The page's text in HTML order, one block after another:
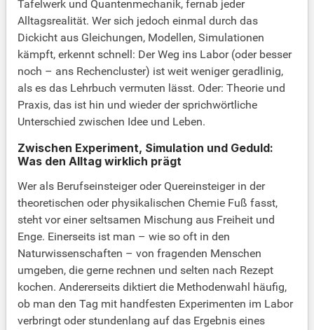
Tafelwerk und Quantenmechanik, fernab jeder
Alltagsrealität. Wer sich jedoch einmal durch das
Dickicht aus Gleichungen, Modellen, Simulationen
kämpft, erkennt schnell: Der Weg ins Labor (oder besser
noch – ans Rechencluster) ist weit weniger geradlinig,
als es das Lehrbuch vermuten lässt. Oder: Theorie und
Praxis, das ist hin und wieder der sprichwörtliche
Unterschied zwischen Idee und Leben.
Zwischen Experiment, Simulation und Geduld:
Was den Alltag wirklich prägt
Wer als Berufseinsteiger oder Quereinsteiger in der
theoretischen oder physikalischen Chemie Fuß fasst,
steht vor einer seltsamen Mischung aus Freiheit und
Enge. Einerseits ist man – wie so oft in den
Naturwissenschaften – von fragenden Menschen
umgeben, die gerne rechnen und selten nach Rezept
kochen. Andererseits diktiert die Methodenwahl häufig,
ob man den Tag mit handfesten Experimenten im Labor
verbringt oder stundenlang auf das Ergebnis eines